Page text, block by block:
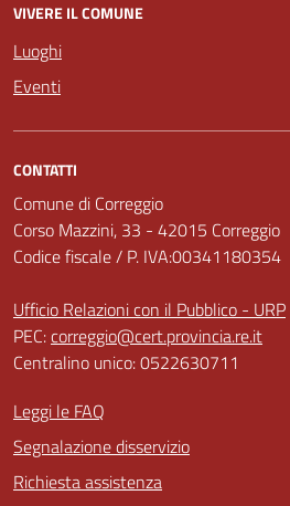
VIVERE IL COMUNE
Luoghi
Eventi
CONTATTI
Comune di Correggio
Corso Mazzini, 33 - 42015 Correggio
Codice fiscale / P. IVA:00341180354
Ufficio Relazioni con il Pubblico - URP
PEC:correggio@cert.provincia.re.it
Centralino unico: 0522630711
Leggi le FAQ
Segnalazione disservizio
Richiesta assistenza